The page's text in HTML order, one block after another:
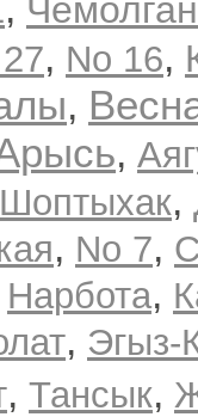
Чемолган
, No 16,
,
,
Шоптыхак,
, No 7,
Нарбота,
, Эгыз-
, Тансык,